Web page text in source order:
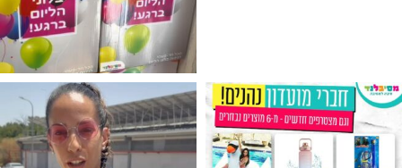
מין העובר רק במסיבלנד !! קיים